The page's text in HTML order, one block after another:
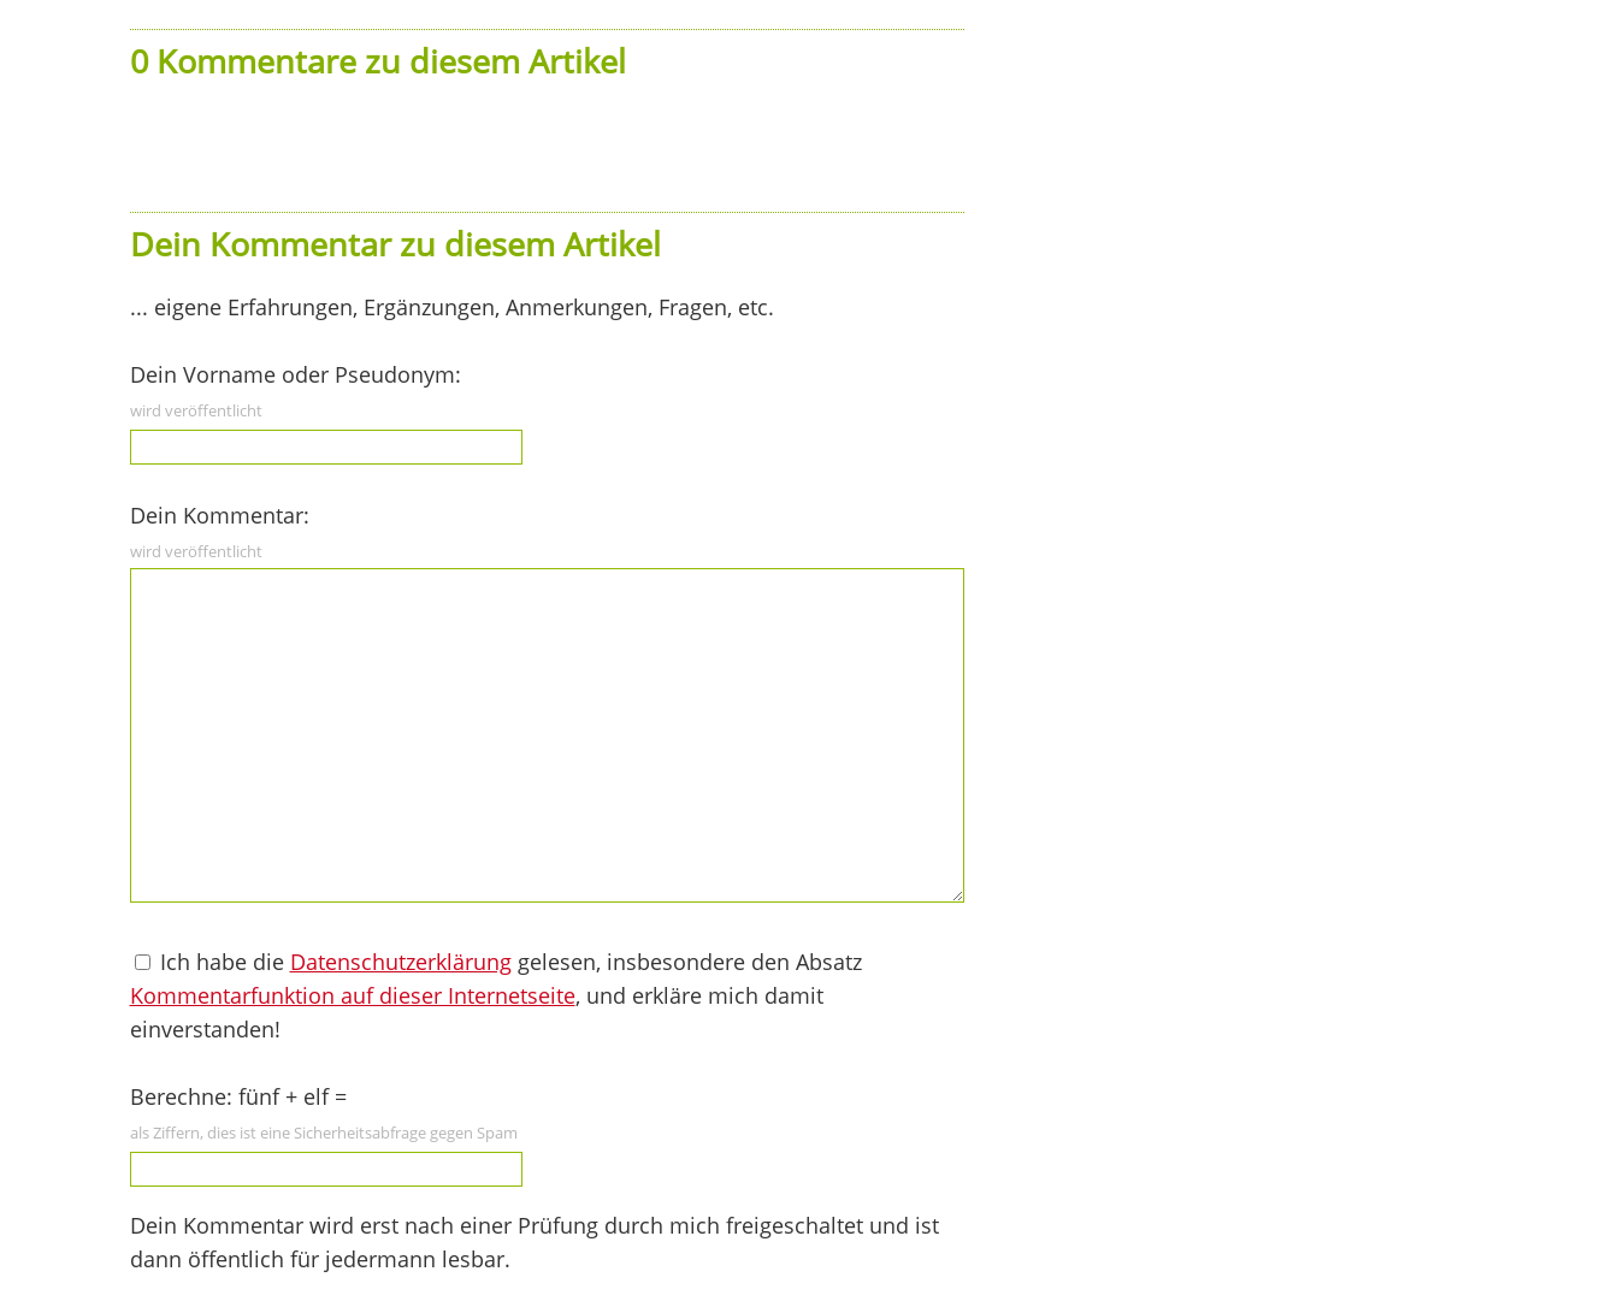
0 Kommentare zu diesem Artikel
Dein Kommentar zu diesem Artikel
... eigene Erfahrungen, Ergänzungen, Anmerkungen, Fragen, etc.
Dein Vorname oder Pseudonym:
wird veröffentlicht
Dein Kommentar:
wird veröffentlicht
Ich habe die Datenschutzerklärunggelesen, insbesondere den Absatz
Kommentarfunktion auf dieser Internetseite, und erkläre mich damit
einverstanden!
Berechne: fünf + elf =
als Ziffern, dies ist eine Sicherheitsabfrage gegen Spam
Dein Kommentar wird erst nach einer Prüfung durch mich freigeschaltet und ist
dann öffentlich für jedermann lesbar.